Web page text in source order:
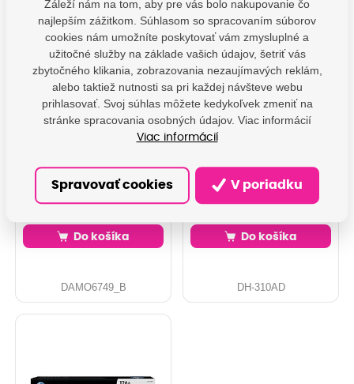
Originální toner, HP,
black, CE310AD -
poškození obalu
kategorie B (viz. popis)
Originální toner, HP, LaserJet
Pro CP1025, black, CE310AD,
SKLADEM: 1 ks
124,21 € s DPH
102,65 €
Do košíka
DAMO6749_B
PRINTLINE kompatibilní
tonery s HP CE310AD,
No.126A Dual Pack,
black
Toner pro tiskárny: HP Color
LaserJet Pro CP1012,
CP1025nw, ... Orientační
kapacita: 2x 1.200 stran při
5% pokrytí Barva: black
72,73 € s DPH
60,11 €
Do košíka
DH-310AD
Záleží nám na tom, aby pre vás bolo nakupovanie čo
najlepším zážitkom. Súhlasom so spracovaním súborov
cookies nám umožníte poskytovať vám zmysluplné a
užitočné služby na základe vašich údajov, šetriť vás
zbytočného klikania, zobrazovania nezaujímavých reklám,
alebo taktiež nutnosti sa pri každej návšteve webu
prihlasovať. Svoj súhlas môžete kedykoľvek zmeniť na
stránke spracovania osobných údajov. Viac informácií
Viac informácií
Spravovať cookies V poriadku